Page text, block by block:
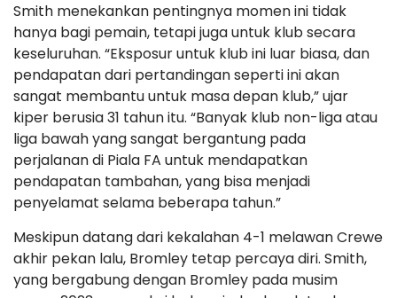
Smith menekankan pentingnya momen ini tidak
hanya bagi pemain, tetapi juga untuk klub secara
keseluruhan. “Eksposur untuk klub ini luar biasa, dan
pendapatan dari pertandingan seperti ini akan
sangat membantu untuk masa depan klub,” ujar
kiper berusia 31 tahun itu. “Banyak klub non-liga atau
liga bawah yang sangat bergantung pada
perjalanan di Piala FA untuk mendapatkan
pendapatan tambahan, yang bisa menjadi
penyelamat selama beberapa tahun.”
Meskipun datang dari kekalahan 4-1 melawan Crewe
akhir pekan lalu, Bromley tetap percaya diri. Smith,
yang bergabung dengan Bromley pada musim